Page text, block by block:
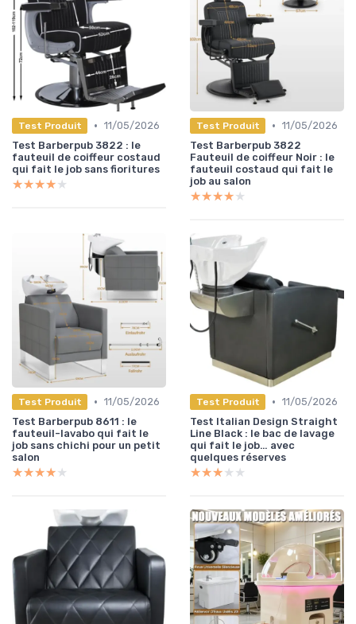
Test Produit • 11/05/2026
Test Barberpub 3822 : le
fauteuil de coiffeur costaud
qui fait le job sans fioritures
★★★★★
★★★★★
Test Produit • 11/05/2026
Test Barberpub 3822
Fauteuil de coiffeur Noir : le
fauteuil costaud qui fait le
job au salon
★★★★★
★★★★★
Test Produit • 11/05/2026
Test Barberpub 8611 : le
fauteuil-lavabo qui fait le
job sans chichi pour un petit
salon
★★★★★
★★★★★
Test Produit • 11/05/2026
Test Italian Design Straight
Line Black : le bac de lavage
qui fait le job… avec
quelques réserves
★★★★★
★★★★★